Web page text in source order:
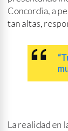
Concordia, a
tan altas,
La realidad en